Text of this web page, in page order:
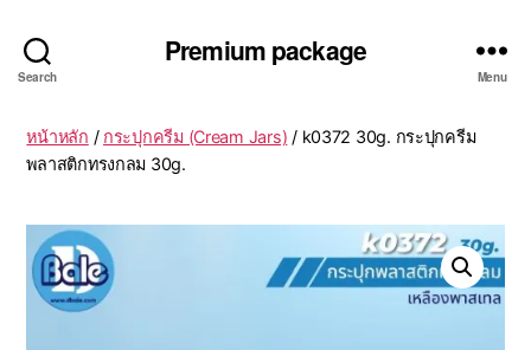
Search
Premium package
Menu
หน้าหลัก / กระปุกครีม (Cream Jars) / k0372 30g. กระปุกครีม
พลาสติกทรงกลม 30g.